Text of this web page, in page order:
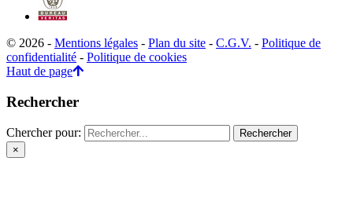
© 2026 - Mentions légales - Plan du site - C.G.V. - Politique de
confidentialité - Politique de cookies
Haut de page
Rechercher
Chercher pour:
×